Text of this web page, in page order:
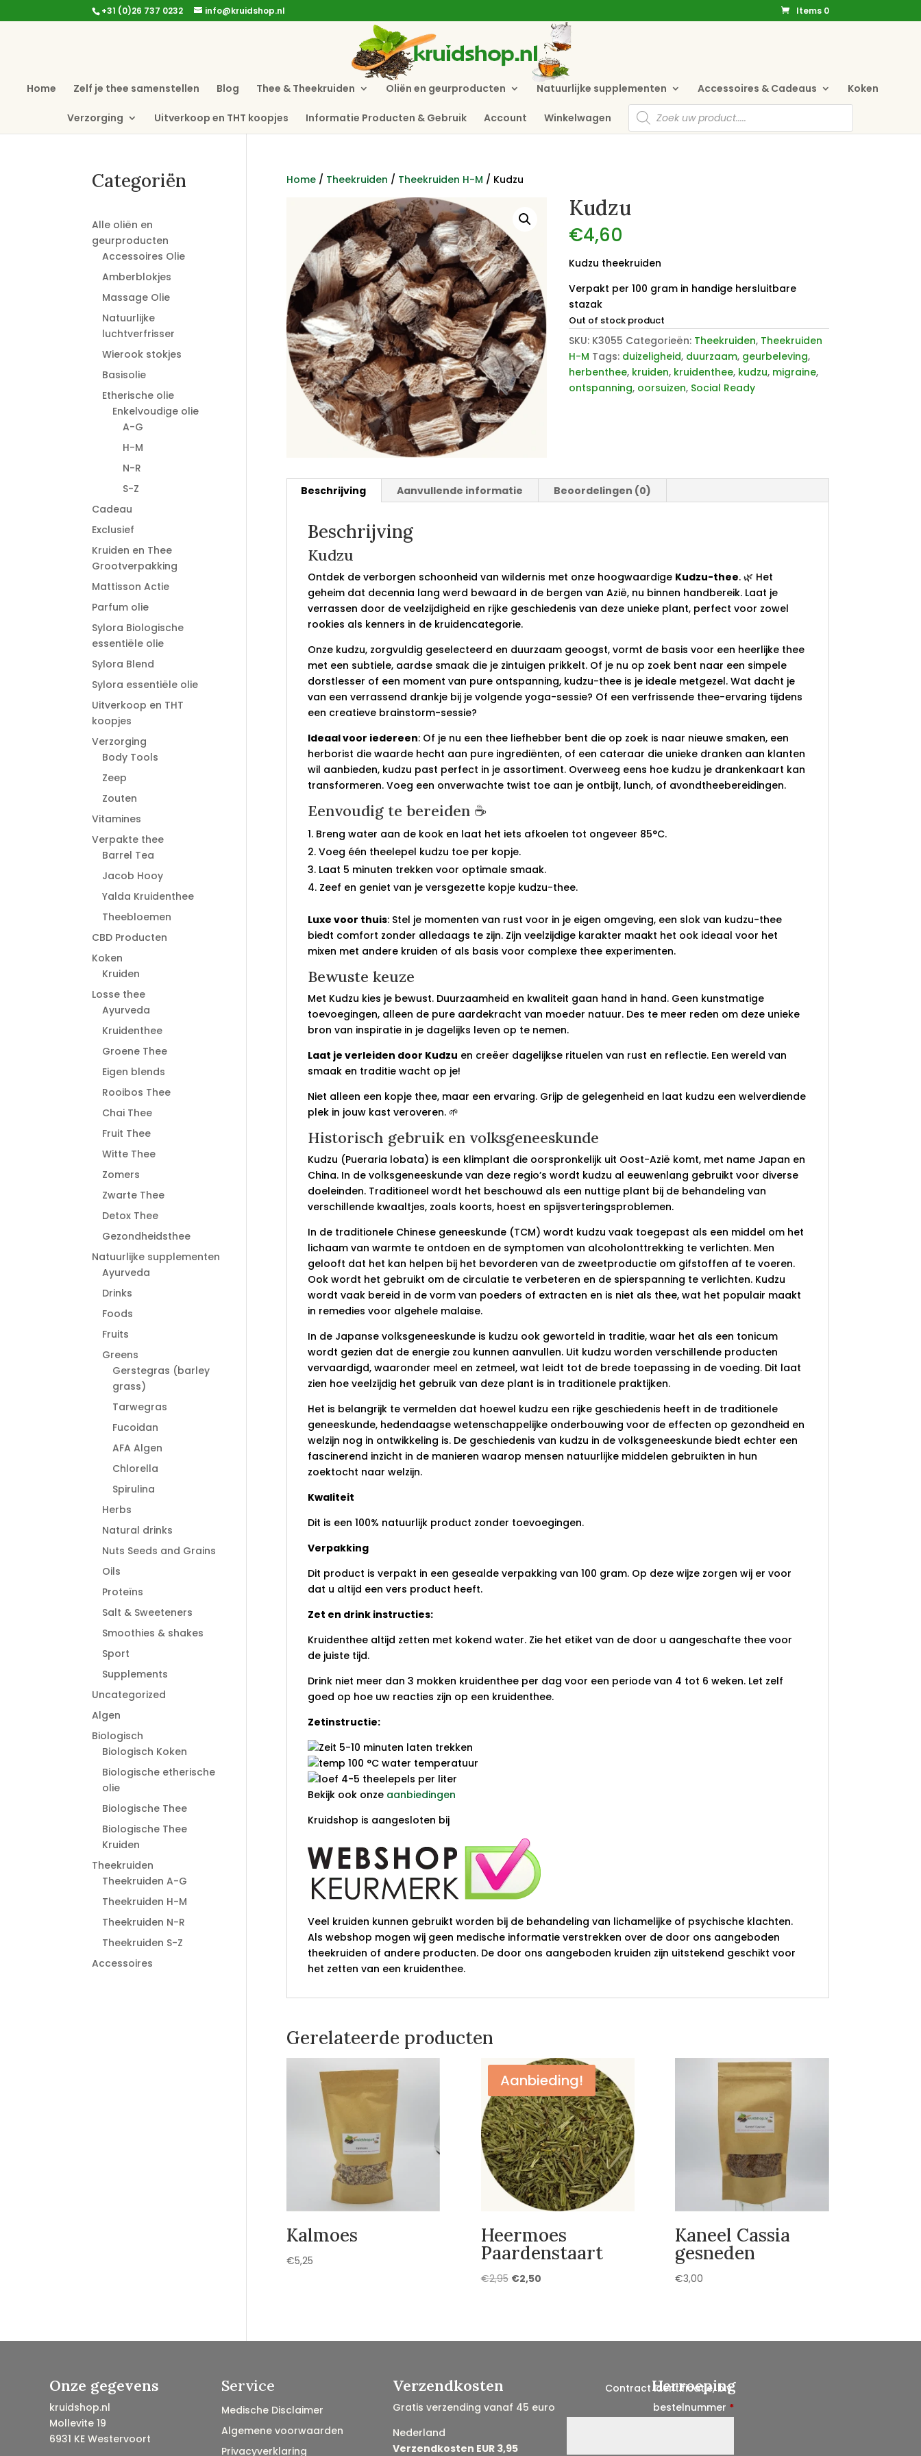
+31 (0)26 737 0232 info@kruidshop.nl Items 0
Home Zelf je thee samenstellen Blog Thee & Theekruiden Oliën en geurproducten Natuurlijke supplementen Accessoires & Cadeaus Koken
Verzorging Uitverkoop en THT koopjes Informatie Producten & Gebruik Account Winkelwagen
Producten
zoeken
Home/ Theekruiden / Theekruiden H-M / Kudzu
Kudzu
€4,60
Kudzu theekruiden
Verpakt per 100 gram in handige hersluitbare
stazak
Out of stock product
SKU: K3055 Categorieën: Theekruiden, Theekruiden
H-M Tags: duizeligheid, duurzaam, geurbeleving,
herbenthee, kruiden, kruidenthee, kudzu, migraine,
ontspanning, oorsuizen, Social Ready
Beschrijving Aanvullende informatie Beoordelingen (0)
Beschrijving
Kudzu
Ontdek de verborgen schoonheid van wildernis met onze hoogwaardige Kudzu-thee. 🌿 Het
geheim dat decennia lang werd bewaard in de bergen van Azië, nu binnen handbereik. Laat je
verrassen door de veelzijdigheid en rijke geschiedenis van deze unieke plant, perfect voor zowel
rookies als kenners in de kruidencategorie.
Onze kudzu, zorgvuldig geselecteerd en duurzaam geoogst, vormt de basis voor een heerlijke thee
met een subtiele, aardse smaak die je zintuigen prikkelt. Of je nu op zoek bent naar een simpele
dorstlesser of een moment van pure ontspanning, kudzu-thee is je ideale metgezel. Wat dacht je
van een verrassend drankje bij je volgende yoga-sessie? Of een verfrissende thee-ervaring tijdens
een creatieve brainstorm-sessie?
Ideaal voor iedereen: Of je nu een thee liefhebber bent die op zoek is naar nieuwe smaken, een
herborist die waarde hecht aan pure ingrediënten, of een cateraar die unieke dranken aan klanten
wil aanbieden, kudzu past perfect in je assortiment. Overweeg eens hoe kudzu je drankenkaart kan
transformeren. Voeg een onverwachte twist toe aan je ontbijt, lunch, of avondtheebereidingen.
Eenvoudig te bereiden ☕
Breng water aan de kook en laat het iets afkoelen tot ongeveer 85°C.
Voeg één theelepel kudzu toe per kopje.
Laat 5 minuten trekken voor optimale smaak.
Zeef en geniet van je versgezette kopje kudzu-thee.
Luxe voor thuis: Stel je momenten van rust voor in je eigen omgeving, een slok van kudzu-thee
biedt comfort zonder alledaags te zijn. Zijn veelzijdige karakter maakt het ook ideaal voor het
mixen met andere kruiden of als basis voor complexe thee experimenten.
Bewuste keuze
Met Kudzu kies je bewust. Duurzaamheid en kwaliteit gaan hand in hand. Geen kunstmatige
toevoegingen, alleen de pure aardekracht van moeder natuur. Des te meer reden om deze unieke
bron van inspiratie in je dagelijks leven op te nemen.
Laat je verleiden door Kudzu en creëer dagelijkse rituelen van rust en reflectie. Een wereld van
smaak en traditie wacht op je!
Niet alleen een kopje thee, maar een ervaring. Grijp de gelegenheid en laat kudzu een welverdiende
plek in jouw kast veroveren. 🌱
Historisch gebruik en volksgeneeskunde
Kudzu (Pueraria lobata) is een klimplant die oorspronkelijk uit Oost-Azië komt, met name Japan en
China. In de volksgeneeskunde van deze regio’s wordt kudzu al eeuwenlang gebruikt voor diverse
doeleinden. Traditioneel wordt het beschouwd als een nuttige plant bij de behandeling van
verschillende kwaaltjes, zoals koorts, hoest en spijsverteringsproblemen.
In de traditionele Chinese geneeskunde (TCM) wordt kudzu vaak toegepast als een middel om het
lichaam van warmte te ontdoen en de symptomen van alcoholonttrekking te verlichten. Men
gelooft dat het kan helpen bij het bevorderen van de zweetproductie om gifstoffen af te voeren.
Ook wordt het gebruikt om de circulatie te verbeteren en de spierspanning te verlichten. Kudzu
wordt vaak bereid in de vorm van poeders of extracten en is niet als thee, wat het populair maakt
in remedies voor algehele malaise.
In de Japanse volksgeneeskunde is kudzu ook geworteld in traditie, waar het als een tonicum
wordt gezien dat de energie zou kunnen aanvullen. Uit kudzu worden verschillende producten
vervaardigd, waaronder meel en zetmeel, wat leidt tot de brede toepassing in de voeding. Dit laat
zien hoe veelzijdig het gebruik van deze plant is in traditionele praktijken.
Het is belangrijk te vermelden dat hoewel kudzu een rijke geschiedenis heeft in de traditionele
geneeskunde, hedendaagse wetenschappelijke onderbouwing voor de effecten op gezondheid en
welzijn nog in ontwikkeling is. De geschiedenis van kudzu in de volksgeneeskunde biedt echter een
fascinerend inzicht in de manieren waarop mensen natuurlijke middelen gebruikten in hun
zoektocht naar welzijn.
Kwaliteit
Dit is een 100% natuurlijk product zonder toevoegingen.
Verpakking
Dit product is verpakt in een gesealde verpakking van 100 gram. Op deze wijze zorgen wij er voor
dat u altijd een vers product heeft.
Zet en drink instructies:
Kruidenthee altijd zetten met kokend water. Zie het etiket van de door u aangeschafte thee voor
de juiste tijd.
Drink niet meer dan 3 mokken kruidenthee per dag voor een periode van 4 tot 6 weken. Let zelf
goed op hoe uw reacties zijn op een kruidenthee.
Zetinstructie:
5-10 minuten laten trekken
100 °C water temperatuur
4-5 theelepels per liter
Bekijk ook onze aanbiedingen
Kruidshop is aangesloten bij
Veel kruiden kunnen gebruikt worden bij de behandeling van lichamelijke of psychische klachten.
Als webshop mogen wij geen medische informatie verstrekken over de door ons aangeboden
theekruiden of andere producten. De door ons aangeboden kruiden zijn uitstekend geschikt voor
het zetten van een kruidenthee.
Gerelateerde producten
Kalmoes
€5,25
Aanbieding!
Heermoes
Paardenstaart
€2,95 Oorspronkelijke
€2,50Huidige
Kaneel Cassia
gesneden
€3,00
Categoriën
Alle oliën en
geurproducten
Accessoires Olie
Amberblokjes
Massage Olie
Natuurlijke
luchtverfrisser
Wierook stokjes
Basisolie
Etherische olie
Enkelvoudige olie
A-G
H-M
N-R
S-Z
Cadeau
Exclusief
Kruiden en Thee
Grootverpakking
Mattisson Actie
Parfum olie
Sylora Biologische
essentiële olie
Sylora Blend
Sylora essentiële olie
Uitverkoop en THT
koopjes
Verzorging
Body Tools
Zeep
Zouten
Vitamines
Verpakte thee
Barrel Tea
Jacob Hooy
Yalda Kruidenthee
Theebloemen
CBD Producten
Koken
Kruiden
Losse thee
Ayurveda
Kruidenthee
Groene Thee
Eigen blends
Rooibos Thee
Chai Thee
Fruit Thee
Witte Thee
Zomers
Zwarte Thee
Detox Thee
Gezondheidsthee
Natuurlijke supplementen
Ayurveda
Drinks
Foods
Fruits
Greens
Gerstegras (barley
grass)
Tarwegras
Fucoidan
AFA Algen
Chlorella
Spirulina
Herbs
Natural drinks
Nuts Seeds and Grains
Oils
Proteïns
Salt & Sweeteners
Smoothies & shakes
Sport
Supplements
Uncategorized
Algen
Biologisch
Biologisch Koken
Biologische etherische
olie
Biologische Thee
Biologische Thee
Kruiden
Theekruiden
Theekruiden A-G
Theekruiden H-M
Theekruiden N-R
Theekruiden S-Z
Accessoires
Onze gegevens
kruidshop.nl
Mollevite 19
6931 KE Westervoort
Service
Medische Disclaimer
Algemene voorwaarden
Privacyverklaring
Verzendkosten
Gratis verzending vanaf 45 euro
Nederland
Verzendkosten EUR 3,95
Herroeping
Contract identificatie, b.v.
bestelnummer *